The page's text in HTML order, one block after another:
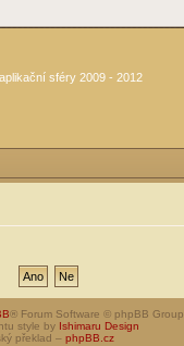
sféry 2009 - 2012
® Forum Software © phpBB Group
style by Ishimaru Design
překlad – phpBB.cz